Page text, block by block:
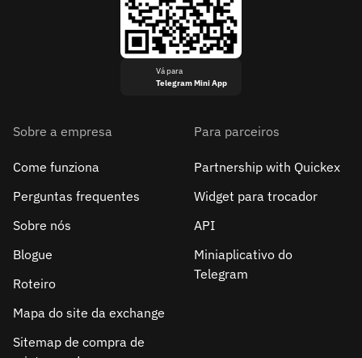
Vá para
Telegram Mini App
Sobre a empresa
Come funziona
Perguntas frequentes
Sobre nós
Blogue
Roteiro
Mapa do site da exchange
Sitemap de compra de
Para parceiros
Partnership with Quickex
Widget para trocador
API
Miniaplicativo do
Telegram